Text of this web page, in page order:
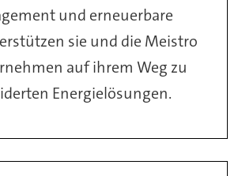
und erneuerbare
sie und die Meistro
auf ihrem Weg zu
Energielösungen.